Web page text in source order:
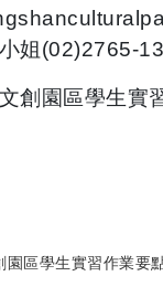
姐(02)2765-
創園區學生實
園區學生實習作業要